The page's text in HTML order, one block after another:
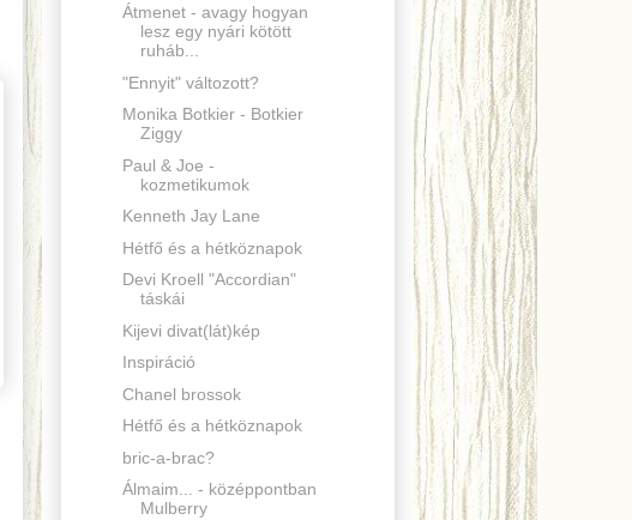
Átmenet - avagy hogyan
lesz egy nyári kötött
ruháb...
"Ennyit" változott?
Monika Botkier - Botkier
Ziggy
Paul & Joe -
kozmetikumok
Kenneth Jay Lane
Hétfő és a hétköznapok
Devi Kroell "Accordian"
táskái
Kijevi divat(lát)kép
Inspiráció
Chanel brossok
Hétfő és a hétköznapok
bric-a-brac?
Álmaim... - középpontban
Mulberry